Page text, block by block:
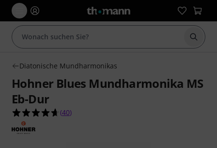
Suche
Diatonische Mundharmonikas
Hohner Blues Mundharmonika MS
Eb-Dur
4.6 von 5 Sternen aus 40 Kundenbewertungen
(40)